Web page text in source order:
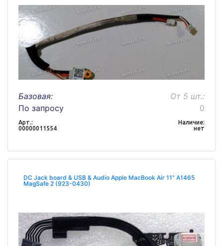
Базовая:
По запросу
От 5 шт.:
0
Арт.:
00000011554
Наличие:
нет
DC Jack board & USB & Audio Apple MacBook Air 11" A1465
MagSafe 2 (923-0430)